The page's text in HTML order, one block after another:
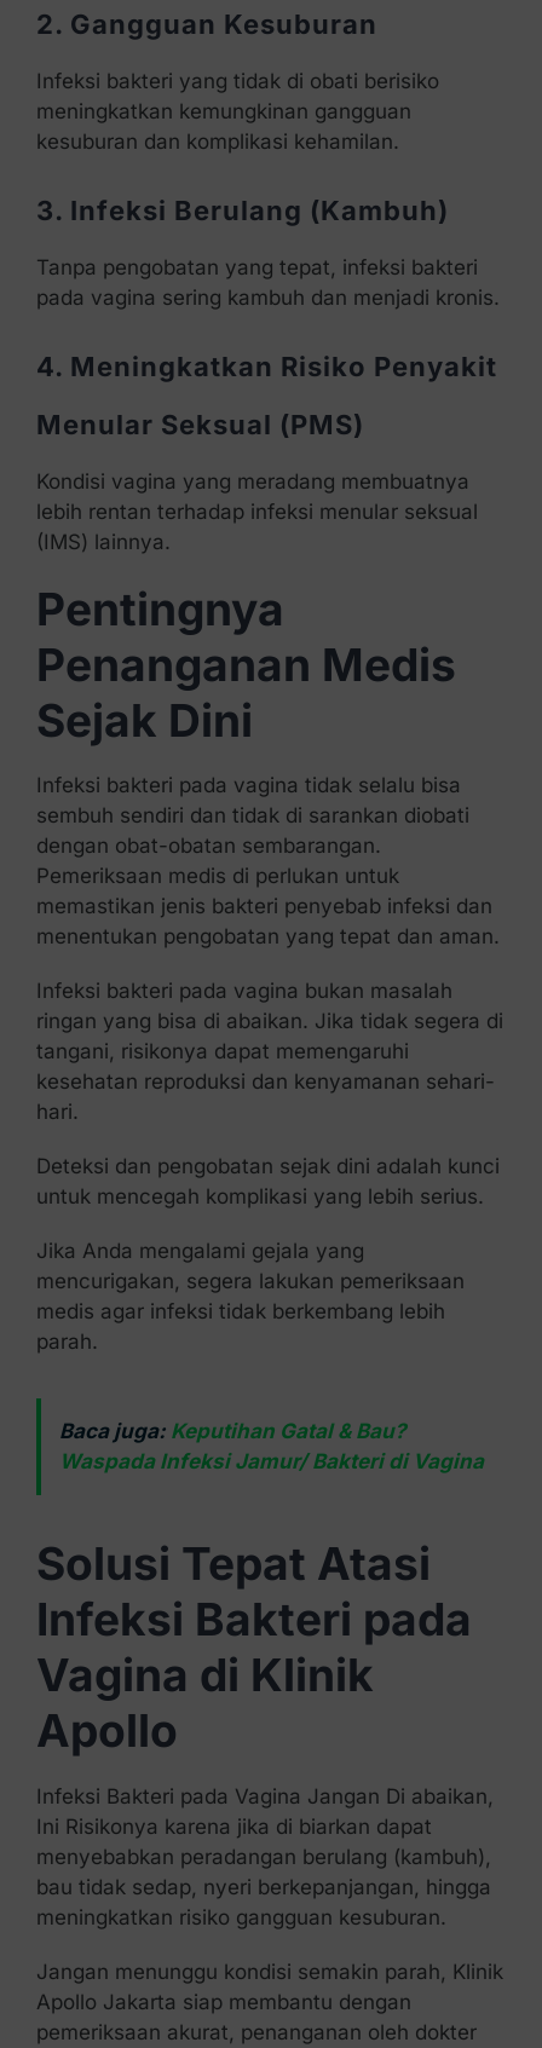
2. Gangguan Kesuburan
Infeksi bakteri yang tidak di obati berisiko
meningkatkan kemungkinan gangguan
kesuburan dan komplikasi kehamilan.
3. Infeksi Berulang (Kambuh)
Tanpa pengobatan yang tepat, infeksi bakteri
pada vagina sering kambuh dan menjadi kronis.
4. Meningkatkan Risiko Penyakit
Menular Seksual (PMS)
Kondisi vagina yang meradang membuatnya
lebih rentan terhadap infeksi menular seksual
(IMS) lainnya.
Pentingnya
Penanganan Medis
Sejak Dini
Infeksi bakteri pada vagina tidak selalu bisa
sembuh sendiri dan tidak di sarankan diobati
dengan obat-obatan sembarangan.
Pemeriksaan medis di perlukan untuk
memastikan jenis bakteri penyebab infeksi dan
menentukan pengobatan yang tepat dan aman.
Infeksi bakteri pada vagina bukan masalah
ringan yang bisa di abaikan. Jika tidak segera di
tangani, risikonya dapat memengaruhi
kesehatan reproduksi dan kenyamanan sehari-
hari.
Deteksi dan pengobatan sejak dini adalah kunci
untuk mencegah komplikasi yang lebih serius.
Jika Anda mengalami gejala yang
mencurigakan, segera lakukan pemeriksaan
medis agar infeksi tidak berkembang lebih
parah.
Baca juga: Keputihan Gatal & Bau?
Waspada Infeksi Jamur/ Bakteri di Vagina
Solusi Tepat Atasi
Infeksi Bakteri pada
Vagina di Klinik
Apollo
Infeksi Bakteri pada Vagina Jangan Di abaikan,
Ini Risikonya karena jika di biarkan dapat
menyebabkan peradangan berulang (kambuh),
bau tidak sedap, nyeri berkepanjangan, hingga
meningkatkan risiko gangguan kesuburan.
Jangan menunggu kondisi semakin parah, Klinik
Apollo Jakarta siap membantu dengan
pemeriksaan akurat, penanganan oleh dokter